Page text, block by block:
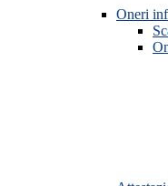
Oneri